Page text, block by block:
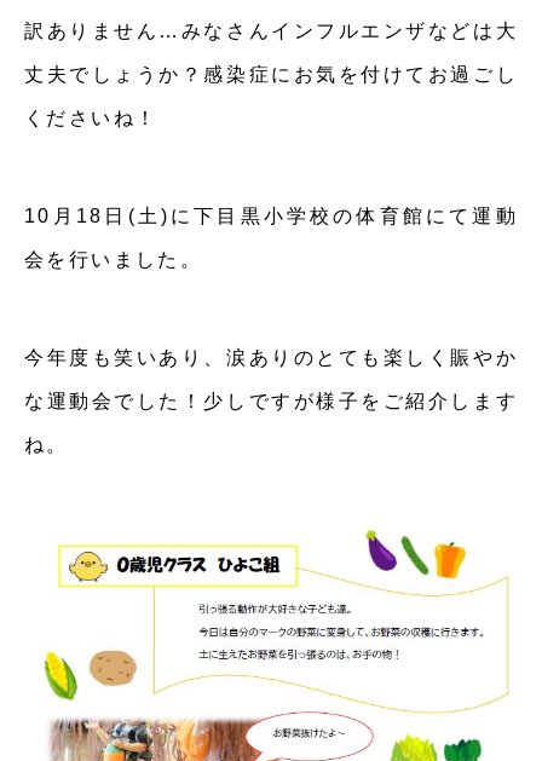
訳ありません…みなさんインフルエンザなどは大
丈夫でしょうか？感染症にお気を付けてお過ごし
くださいね！
10月18日(土)に下目黒小学校の体育館にて運動
会を行いました。
今年度も笑いあり、涙ありのとても楽しく賑やか
な運動会でした！少しですが様子をご紹介します
ね。